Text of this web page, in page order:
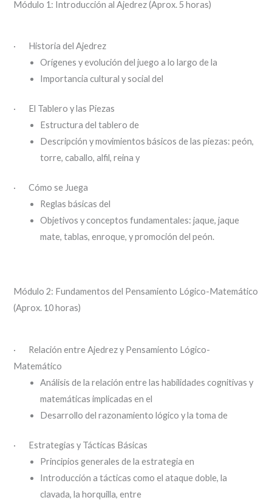
Módulo 1: Introducción al Ajedrez (Aprox. 5 horas)
· Historia del Ajedrez
Orígenes y evolución del juego a lo largo de la
Importancia cultural y social del
· El Tablero y las Piezas
Estructura del tablero de
Descripción y movimientos básicos de las piezas: peón,
torre, caballo, alfil, reina y
· Cómo se Juega
Reglas básicas del
Objetivos y conceptos fundamentales: jaque, jaque
mate, tablas, enroque, y promoción del peón.
Módulo 2: Fundamentos del Pensamiento Lógico-Matemático
(Aprox. 10 horas)
· Relación entre Ajedrez y Pensamiento Lógico-
Matemático
Análisis de la relación entre las habilidades cognitivas y
matemáticas implicadas en el
Desarrollo del razonamiento lógico y la toma de
· Estrategias y Tácticas Básicas
Principios generales de la estrategia en
Introducción a tácticas como el ataque doble, la
clavada, la horquilla, entre